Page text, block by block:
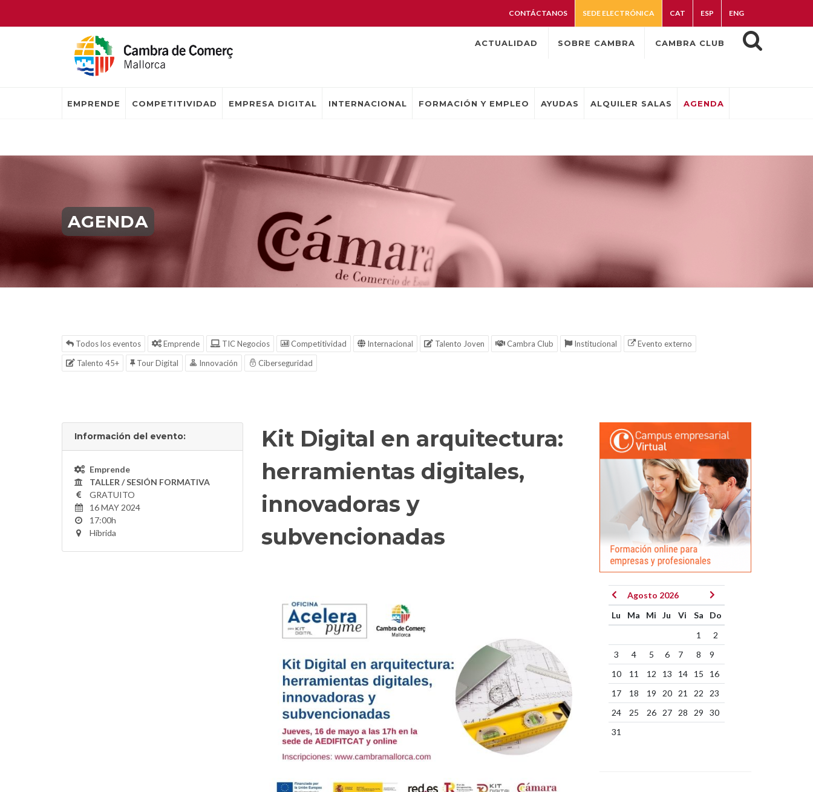
CONTÁCTANOS SEDE ELECTRÓNICA CAT ESP ENG
ACTUALIDAD SOBRE CAMBRA CAMBRA CLUB
EMPRENDE COMPETITIVIDAD EMPRESA DIGITAL INTERNACIONAL FORMACIÓN Y EMPLEO AYUDAS ALQUILER SALAS AGENDA
AGENDA
Todos los eventos Emprende TIC Negocios Competitividad Internacional Talento Joven Cambra Club Institucional
Evento externo
Talento 45+
Tour Digital Innovación Ciberseguridad
Información del evento:
Emprende
TALLER / SESIÓN FORMATIVA
GRATUITO
16 MAY 2024
17:00h
Híbrida
Kit Digital en arquitectura:
herramientas digitales,
innovadoras y
subvencionadas
Agosto 2026
Lu
Ma Mi Ju Vi Sa
Do
1
2
3
4 5 6 7 8
9
10
11 12 13 14 15
16
17
18 19 20 21 22
23
24
25 26 27 28 29
30
31